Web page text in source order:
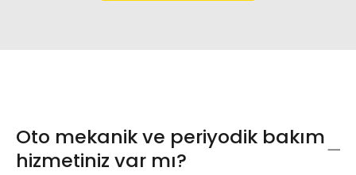
Oto mekanik ve periyodik bakım
hizmetiniz var mı?